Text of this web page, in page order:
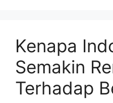
Kenapa
Semakin
Terhadap